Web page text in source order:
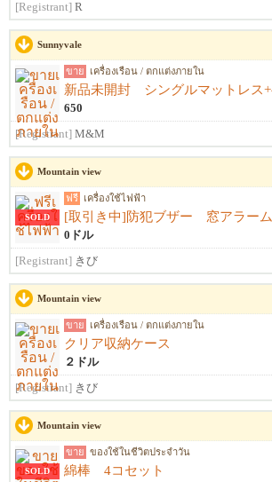
[Registrant] R
Sunnyvale
ขาย เครื่องเรือน / ตกแต่งภายใน
650
[Registrant] M&M
Mountain view
SOLD
ฟรี เครื่องใช้ไฟฟ้า
[取引き中]防犯ブザー 窓アラーム
0ドル
[Registrant] きび
Mountain view
ขาย เครื่องเรือน / ตกแต่งภายใน
クリア収納ケース
２ドル
[Registrant] きび
Mountain view
SOLD
ขาย ของใช้ในชีวิตประจำวัน
綿棒 4コセット